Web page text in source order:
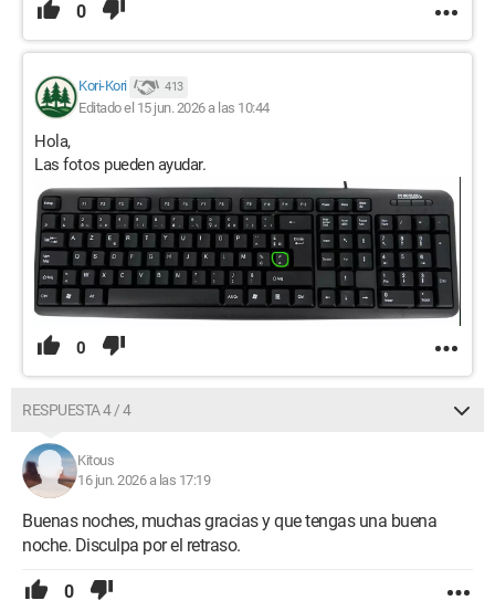
0
Kori-Kori 413
Editado el 15 jun. 2026 a las 10:44
Hola,
Las fotos pueden ayudar.
0
RESPUESTA 4 / 4
Kitous
16 jun. 2026 a las 17:19
Buenas noches, muchas gracias y que tengas una buena
noche. Disculpa por el retraso.
0